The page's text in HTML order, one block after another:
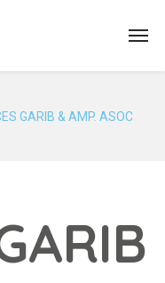
GARIB & AMP. ASOC